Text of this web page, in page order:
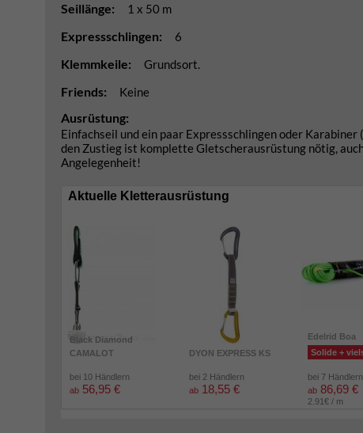
Seillänge: 1 x 50 m
Expressschlingen: 6
Klemmkeile: Grundsort.
Friends: Keine
Ausrüstung:
Einfachseil und ein paar Expressschlingen oder
den Zustieg ist komplette Gletscherausrüstung nötig,
Angelegenheit!
Aktuelle Kletterausrüstung
Black Diamond
CAMALOT
bei 10 Händlern
ab 56,95 €
DYON EXPRESS KS
bei 2 Händlern
ab 18,55 €
Edelrid Boa
Solide +
bei 7 Händlern
ab 86,69 €
2.91€ / m